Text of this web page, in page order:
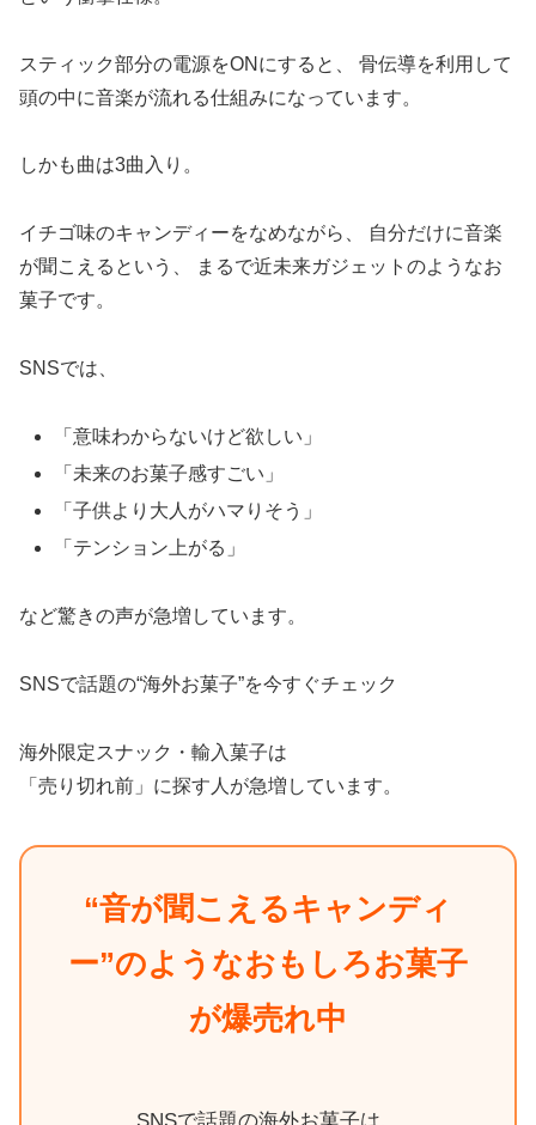
スティック部分の電源をONにすると、 骨伝導を利用して
頭の中に音楽が流れる仕組みになっています。
しかも曲は3曲入り。
イチゴ味のキャンディーをなめながら、 自分だけに音楽
が聞こえるという、 まるで近未来ガジェットのようなお
菓子です。
SNSでは、
「意味わからないけど欲しい」
「未来のお菓子感すごい」
「子供より大人がハマりそう」
「テンション上がる」
など驚きの声が急増しています。
SNSで話題の“海外お菓子”を今すぐチェック
海外限定スナック・輸入菓子は
「売り切れ前」に探す人が急増しています。
“音が聞こえるキャンディ
ー”のようなおもしろお菓子
が爆売れ中
SNSで話題の海外お菓子は、